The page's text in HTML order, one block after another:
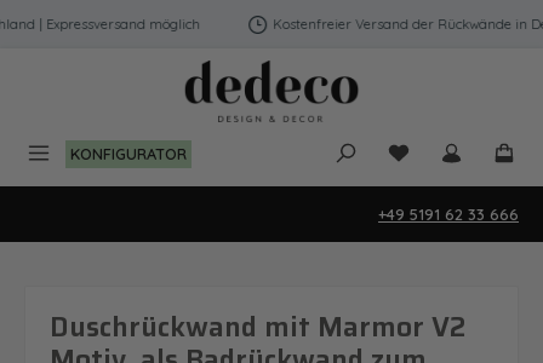
Zum Hauptinhalt springen
| Expressversand möglich Kostenfreier Versand der Rückwände in
KONFIGURATOR Du hast 0
+49 5191 62 33 666
Duschrückwand mit Marmor V2